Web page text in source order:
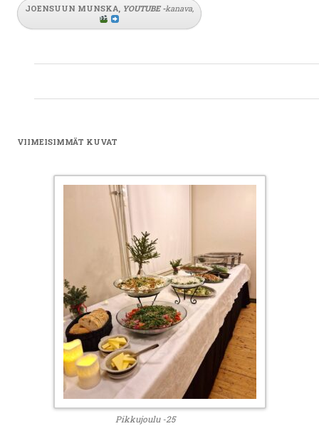
JOENSUUN MUNSKA, YOUTUBE -kanava,
VIIMEISIMMÄT KUVAT
Pikkujoulu -25